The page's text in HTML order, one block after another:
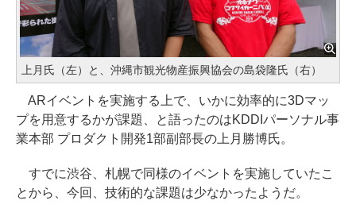
上月氏（左）と、沖縄市観光物産振興協会の島袋隆氏（右）
ARイベントを実施する上で、いかに効率的に3Dマッ
プを用意するかが課題、と語ったのはKDDIパーソナル事
業本部 プロダクト開発1部副部長の上月勝博氏。
すでに渋谷、札幌で同様のイベントを実施していたこ
とから、今回、技術的な課題は少なかったようだ。